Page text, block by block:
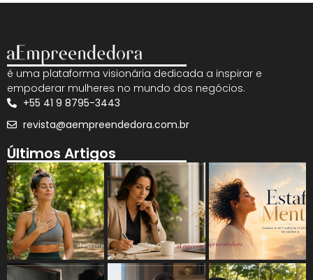
é uma plataforma visionária dedicada a inspirar e
empoderar mulheres no mundo dos negócios.
+55 41 9 8795-3443
revista@aempreendedora.com.br
Últimos Artigos